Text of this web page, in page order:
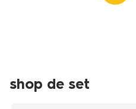
shop de set